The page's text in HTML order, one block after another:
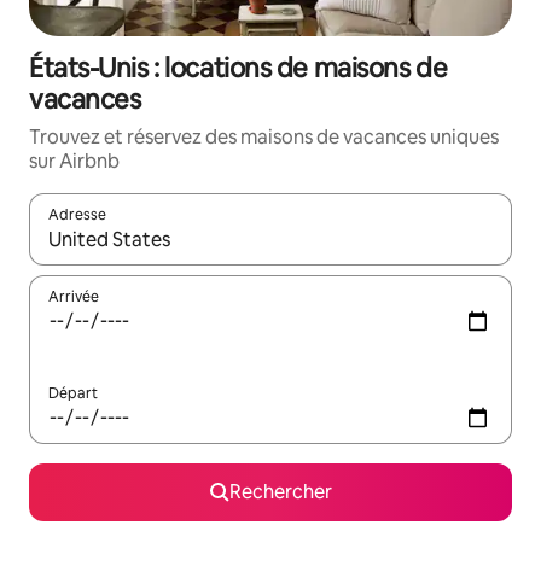
États-Unis : locations de maisons de
vacances
Trouvez et réservez des maisons de vacances uniques
sur Airbnb
Adresse
Lorsque les résultats s'affichent, utilisez les flèches vers le
Arrivée
Départ
Rechercher